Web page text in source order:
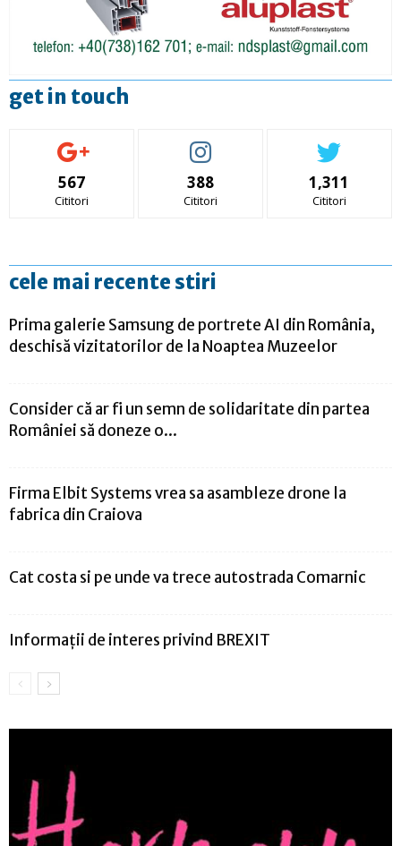
get in touch
567
Cititori
388
Cititori
1,311
Cititori
cele mai recente stiri
Prima galerie Samsung de portrete AI din România,
deschisă vizitatorilor de la Noaptea Muzeelor
Consider că ar fi un semn de solidaritate din partea
României să doneze o...
Firma Elbit Systems vrea sa asambleze drone la
fabrica din Craiova
Cat costa si pe unde va trece autostrada Comarnic
Informații de interes privind BREXIT